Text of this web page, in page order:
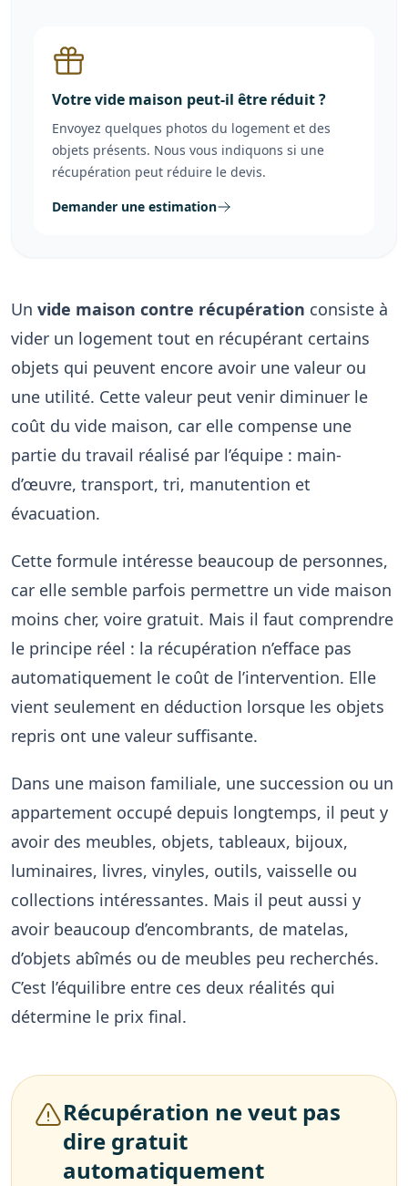
Votre vide maison peut-il être réduit ?
Envoyez quelques photos du logement et des
objets présents. Nous vous indiquons si une
récupération peut réduire le devis.
Demander une estimation
Un vide maison contre récupération consiste à
vider un logement tout en récupérant certains
objets qui peuvent encore avoir une valeur ou
une utilité. Cette valeur peut venir diminuer le
coût du vide maison, car elle compense une
partie du travail réalisé par l’équipe : main-
d’œuvre, transport, tri, manutention et
évacuation.
Cette formule intéresse beaucoup de personnes,
car elle semble parfois permettre un vide maison
moins cher, voire gratuit. Mais il faut comprendre
le principe réel : la récupération n’efface pas
automatiquement le coût de l’intervention. Elle
vient seulement en déduction lorsque les objets
repris ont une valeur suffisante.
Dans une maison familiale, une succession ou un
appartement occupé depuis longtemps, il peut y
avoir des meubles, objets, tableaux, bijoux,
luminaires, livres, vinyles, outils, vaisselle ou
collections intéressantes. Mais il peut aussi y
avoir beaucoup d’encombrants, de matelas,
d’objets abîmés ou de meubles peu recherchés.
C’est l’équilibre entre ces deux réalités qui
détermine le prix final.
Récupération ne veut pas
dire gratuit
automatiquement